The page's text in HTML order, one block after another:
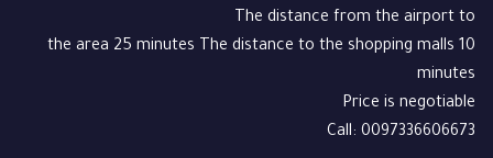
The distance from the airport to
the area 25 minutes The distance to the shopping malls 10
minutes
Price is negotiable
Call: 0097336606673